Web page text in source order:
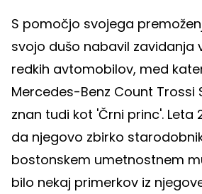
S pomočjo svojega
svojo dušo nabavil zavidanja
redkih avtomobilov, med
Mercedes-Benz Count Trossi
znan tudi kot 'Črni princ'. Leta
da njegovo zbirko
bostonskem umetnostnem
bilo nekaj primerkov iz